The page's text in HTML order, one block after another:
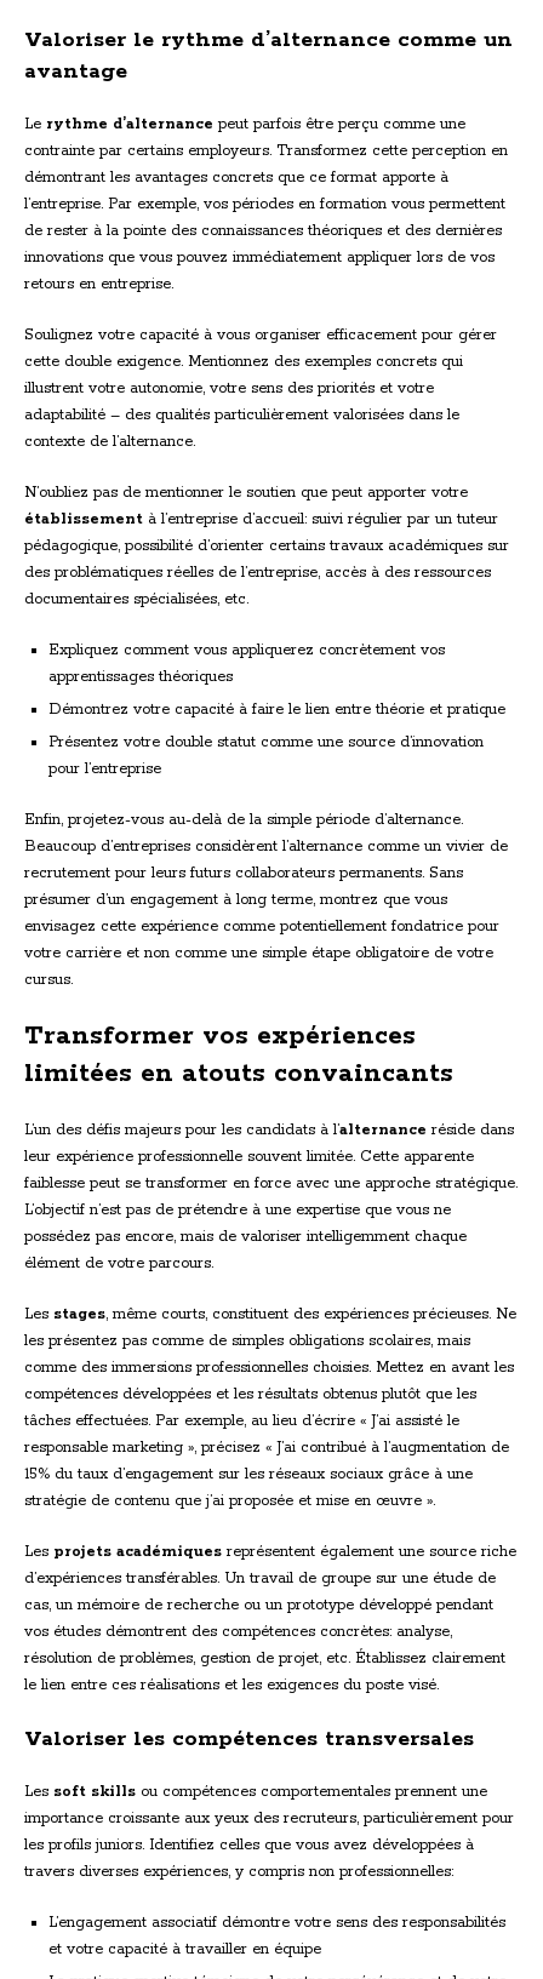
Valoriser le rythme d’alternance comme un
avantage
Le rythme d’alternance peut parfois être perçu comme une
contrainte par certains employeurs. Transformez cette perception en
démontrant les avantages concrets que ce format apporte à
l’entreprise. Par exemple, vos périodes en formation vous permettent
de rester à la pointe des connaissances théoriques et des dernières
innovations que vous pouvez immédiatement appliquer lors de vos
retours en entreprise.
Soulignez votre capacité à vous organiser efficacement pour gérer
cette double exigence. Mentionnez des exemples concrets qui
illustrent votre autonomie, votre sens des priorités et votre
adaptabilité – des qualités particulièrement valorisées dans le
contexte de l’alternance.
N’oubliez pas de mentionner le soutien que peut apporter votre
établissement à l’entreprise d’accueil: suivi régulier par un tuteur
pédagogique, possibilité d’orienter certains travaux académiques sur
des problématiques réelles de l’entreprise, accès à des ressources
documentaires spécialisées, etc.
Expliquez comment vous appliquerez concrètement vos
apprentissages théoriques
Démontrez votre capacité à faire le lien entre théorie et pratique
Présentez votre double statut comme une source d’innovation
pour l’entreprise
Enfin, projetez-vous au-delà de la simple période d’alternance.
Beaucoup d’entreprises considèrent l’alternance comme un vivier de
recrutement pour leurs futurs collaborateurs permanents. Sans
présumer d’un engagement à long terme, montrez que vous
envisagez cette expérience comme potentiellement fondatrice pour
votre carrière et non comme une simple étape obligatoire de votre
cursus.
Transformer vos expériences
limitées en atouts convaincants
L’un des défis majeurs pour les candidats à l’alternance réside dans
leur expérience professionnelle souvent limitée. Cette apparente
faiblesse peut se transformer en force avec une approche stratégique.
L’objectif n’est pas de prétendre à une expertise que vous ne
possédez pas encore, mais de valoriser intelligemment chaque
élément de votre parcours.
Les stages, même courts, constituent des expériences précieuses. Ne
les présentez pas comme de simples obligations scolaires, mais
comme des immersions professionnelles choisies. Mettez en avant les
compétences développées et les résultats obtenus plutôt que les
tâches effectuées. Par exemple, au lieu d’écrire « J’ai assisté le
responsable marketing », précisez « J’ai contribué à l’augmentation de
15% du taux d’engagement sur les réseaux sociaux grâce à une
stratégie de contenu que j’ai proposée et mise en œuvre ».
Les projets académiques représentent également une source riche
d’expériences transférables. Un travail de groupe sur une étude de
cas, un mémoire de recherche ou un prototype développé pendant
vos études démontrent des compétences concrètes: analyse,
résolution de problèmes, gestion de projet, etc. Établissez clairement
le lien entre ces réalisations et les exigences du poste visé.
Valoriser les compétences transversales
Les soft skills ou compétences comportementales prennent une
importance croissante aux yeux des recruteurs, particulièrement pour
les profils juniors. Identifiez celles que vous avez développées à
travers diverses expériences, y compris non professionnelles:
L’engagement associatif démontre votre sens des responsabilités
et votre capacité à travailler en équipe